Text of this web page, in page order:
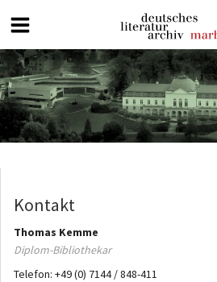
Deutsches
Literaturarchiv
Marbach
Kontakt
Thomas Kemme
Diplom-Bibliothekar
Telefon: +49 (0) 7144 / 848-411